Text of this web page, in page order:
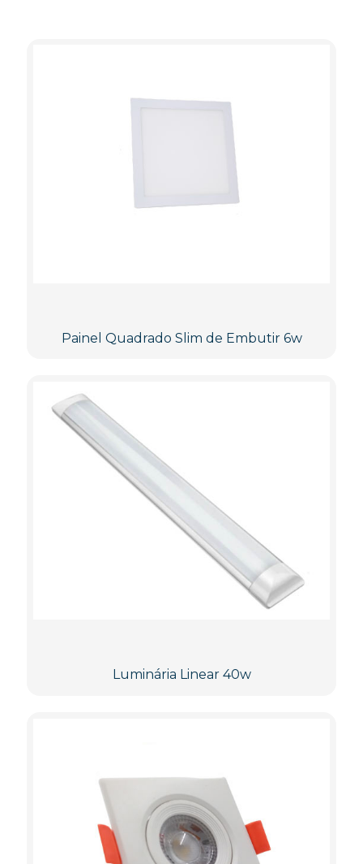
Painel Quadrado Slim de Embutir 6w
Luminária Linear 40w